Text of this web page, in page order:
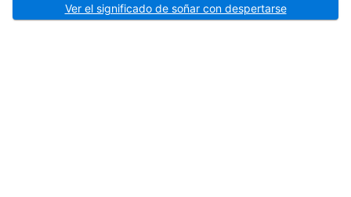
Ver el significado de soñar con despertarse